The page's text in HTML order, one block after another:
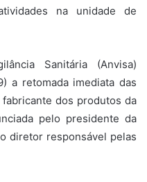
na unidade de
Sanitária (Anvisa)
a retomada imediata das
dos produtos da
pelo presidente da
diretor responsável pelas